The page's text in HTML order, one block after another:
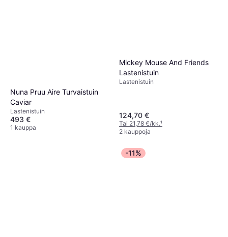
Nuna Pruu Aire Turvaistuin
Caviar
Lastenistuin
493 €
1 kauppa
Mickey Mouse And Friends
Lastenistuin
Lastenistuin
124,70 €
Tai 21,78 €/kk.¹
2 kauppoja
-11%